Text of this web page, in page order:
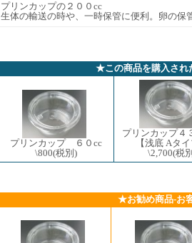
プリンカップの２００cc
生体の輸送の時や、一時保管に便利。卵の
★この商品を購入され
プリンカップ ６０cc
\800(税別)
プリンカップ
【浅底 Aタ
\2,700(税
★お勧め商品-お